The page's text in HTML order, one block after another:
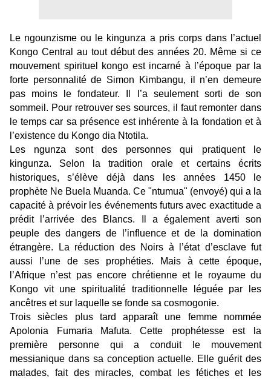
Le ngounzisme ou le kingunza a pris corps dans l’actuel
Kongo Central au tout début des années 20. Même si ce
mouvement spirituel kongo est incarné à l’époque par la
forte personnalité de Simon Kimbangu, il n’en demeure
pas moins le fondateur. Il l’a seulement sorti de son
sommeil. Pour retrouver ses sources, il faut remonter dans
le temps car sa présence est inhérente à la fondation et à
l’existence du Kongo dia Ntotila.
Les ngunza sont des personnes qui pratiquent le
kingunza. Selon la tradition orale et certains écrits
historiques, s’élève déjà dans les années 1450 le
prophète Ne Buela Muanda. Ce "ntumua" (envoyé) qui a la
capacité à prévoir les événements futurs avec exactitude a
prédit l’arrivée des Blancs. Il a également averti son
peuple des dangers de l’influence et de la domination
étrangère. La réduction des Noirs à l’état d’esclave fut
aussi l’une de ses prophéties. Mais à cette époque,
l’Afrique n’est pas encore chrétienne et le royaume du
Kongo vit une spiritualité traditionnelle léguée par les
ancêtres et sur laquelle se fonde sa cosmogonie.
Trois siècles plus tard apparaît une femme nommée
Apolonia Fumaria Mafuta.
Cette prophétesse est la
première personne qui a conduit le mouvement
messianique dans sa conception actuelle. Elle guérit des
malades, fait des miracles, combat les fétiches et les